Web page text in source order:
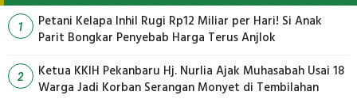
1
Petani Kelapa Inhil Rugi Rp12 Miliar per Hari! Si Anak
Parit Bongkar Penyebab Harga Terus Anjlok
2
Ketua KKIH Pekanbaru Hj. Nurlia Ajak Muhasabah Usai 18
Warga Jadi Korban Serangan Monyet di Tembilahan